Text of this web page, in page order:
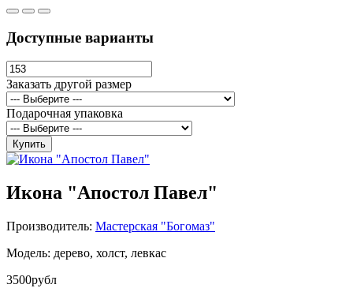
Доступные варианты
Заказать другой размер
Подарочная упаковка
Купить
Икона "Апостол Павел"
Производитель: Мастерская "Богомаз"
Модель: дерево, холст, левкас
3500рубл